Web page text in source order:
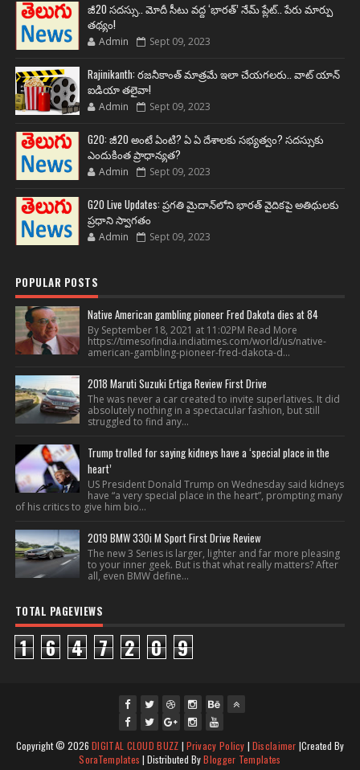
జీ20 సదస్సు.. మోదీ సీటు వద్ద ‘భారత్’ నేమ్ ప్లేట్‌.. పేరు మార్పు
తథ్యం!
Admin Sept 09, 2023
Rajinikanth: రజనీకాంత్ మాత్రమే ఇలా చేయగలరు.. వాట్ యాన్
ఐడియా తలైవా!
Admin Sept 09, 2023
G20: జీ20 అంటే ఏంటి? ఏ ఏ దేశాలకు సభ్యత్వం? సదస్సుకు
ఎందుకింత ప్రాధాన్యత?
Admin Sept 09, 2023
G20 Live Updates: ప్రగతి మైదాన్‌లోని భారత్ వైదికపై అతిథులకు
ప్రధాని స్వాగతం
Admin Sept 09, 2023
POPULAR POSTS
Native American gambling pioneer Fred Dakota dies at 84
By September 18, 2021 at 11:02PM Read More
https://timesofindia.indiatimes.com/world/us/native-
american-gambling-pioneer-fred-dakota-d...
2018 Maruti Suzuki Ertiga Review First Drive
The was never a car created to invite superlatives. It did
absolutely nothing in a spectacular fashion, but still
struggled to find any...
Trump trolled for saying kidneys have a ‘special place in the
heart’
US President Donald Trump on Wednesday said kidneys
have “a very special place in the heart”, prompting many
of his critics to give him bio...
2019 BMW 330i M Sport First Drive Review
The new 3 Series is larger, lighter and far more pleasing
to your inner geek. But is that what really matters? After
all, even BMW define...
TOTAL PAGEVIEWS
1 6 4 7 2 0 9
fac
ebo
twi
tte
gpl
usJ
ins
tag
you
tub
Copyright ©2026DIGITAL CLOUD BUZZ | Privacy Policy | Disclaimer |Created By
SoraTemplates | Distributed ByBlogger Templates